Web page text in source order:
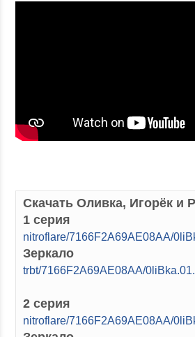
Скачать Оливка, Игорёк и
1 серия
nitroflare/7166F2A69AE08AA/
Зеркало
trbt/7166F2A69AE08AA/
2 серия
nitroflare/7166F2A69AE08AA/